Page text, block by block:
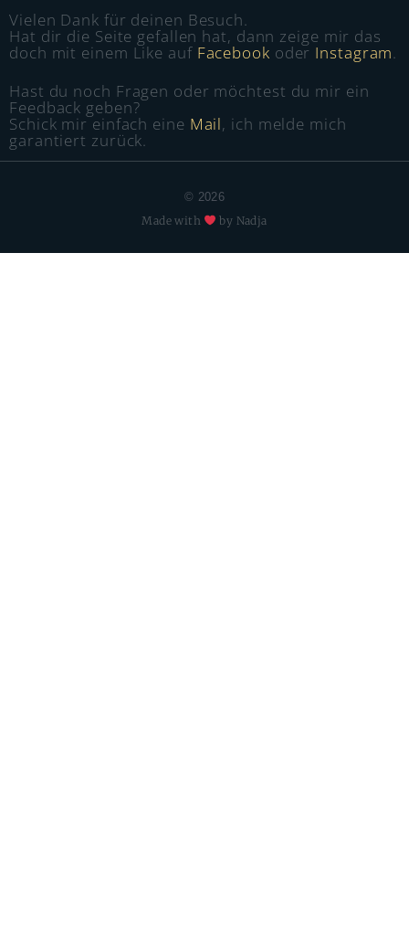
Vielen Dank für deinen Besuch.
Hat dir die Seite gefallen hat, dann zeige mir das
doch mit einem Like auf Facebook oder Instagram
Hast du noch Fragen oder möchtest du mir ein
Feedback geben?
Schick mir einfach eine Mail, ich melde mich
garantiert zurück.
© 2026
Made with
by Nadja